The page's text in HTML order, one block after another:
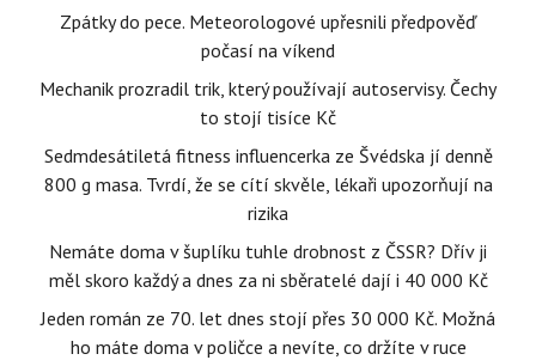
Zpátky do pece. Meteorologové upřesnili předpověď
počasí na víkend
Mechanik prozradil trik, který používají autoservisy. Čechy
to stojí tisíce Kč
Sedmdesátiletá fitness influencerka ze Švédska jí denně
800 g masa. Tvrdí, že se cítí skvěle, lékaři upozorňují na
rizika
Nemáte doma v šuplíku tuhle drobnost z ČSSR? Dřív ji
měl skoro každý a dnes za ni sběratelé dají i 40 000 Kč
Jeden román ze 70. let dnes stojí přes 30 000 Kč. Možná
ho máte doma v poličce a nevíte, co držíte v ruce